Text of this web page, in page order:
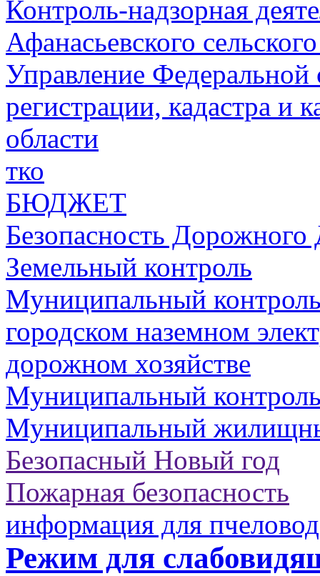
Контроль-надзорная
Афанасьевского
Управление Федеральной
регистрации, кадастра и
области
тко
БЮДЖЕТ
Безопасность
Земельный контроль
Муниципальный
городском наземном
дорожном хозяйстве
Муниципальный контроль
Муниципальный
Безопасный Новый год
Пожарная безопасность
информация для
Режим для